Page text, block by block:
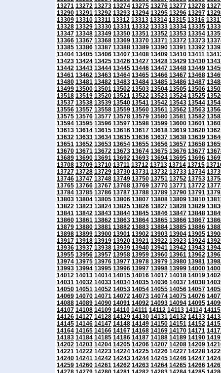
13271 13272 13273 13274 13275 13276 13277 13278
13290 13291 13292 13293 13294 13295 13296 13297
13309 13310 13311 13312 13313 13314 13315 13316
13328 13329 13330 13331 13332 13333 13334 13335
13347 13348 13349 13350 13351 13352 13353 13354
13366 13367 13368 13369 13370 13371 13372 13373
13385 13386 13387 13388 13389 13390 13391 13392
13404 13405 13406 13407 13408 13409 13410 13411
13423 13424 13425 13426 13427 13428 13429 13430
13442 13443 13444 13445 13446 13447 13448 13449
13461 13462 13463 13464 13465 13466 13467 13468
13480 13481 13482 13483 13484 13485 13486 13487
13499 13500 13501 13502 13503 13504 13505 13506
13518 13519 13520 13521 13522 13523 13524 13525
13537 13538 13539 13540 13541 13542 13543 13544
13556 13557 13558 13559 13560 13561 13562 13563
13575 13576 13577 13578 13579 13580 13581 13582
13594 13595 13596 13597 13598 13599 13600 13601
13613 13614 13615 13616 13617 13618 13619 13620
13632 13633 13634 13635 13636 13637 13638 13639
13651 13652 13653 13654 13655 13656 13657 13658
13670 13671 13672 13673 13674 13675 13676 13677
13689 13690 13691 13692 13693 13694 13695 13696
13708 13709 13710 13711 13712 13713 13714 13715
13727 13728 13729 13730 13731 13732 13733 13734
13746 13747 13748 13749 13750 13751 13752 13753
13765 13766 13767 13768 13769 13770 13771 13772
13784 13785 13786 13787 13788 13789 13790 13791
13803 13804 13805 13806 13807 13808 13809 13810
13822 13823 13824 13825 13826 13827 13828 13829
13841 13842 13843 13844 13845 13846 13847 13848
13860 13861 13862 13863 13864 13865 13866 13867
13879 13880 13881 13882 13883 13884 13885 13886
13898 13899 13900 13901 13902 13903 13904 13905
13917 13918 13919 13920 13921 13922 13923 13924
13936 13937 13938 13939 13940 13941 13942 13943
13955 13956 13957 13958 13959 13960 13961 13962
13974 13975 13976 13977 13978 13979 13980 13981
13993 13994 13995 13996 13997 13998 13999 14000
14012 14013 14014 14015 14016 14017 14018 14019
14031 14032 14033 14034 14035 14036 14037 14038
14050 14051 14052 14053 14054 14055 14056 14057
14069 14070 14071 14072 14073 14074 14075 14076
14088 14089 14090 14091 14092 14093 14094 14095
14107 14108 14109 14110 14111 14112 14113 14114 14115
14126 14127 14128 14129 14130 14131 14132 14133
14145 14146 14147 14148 14149 14150 14151 14152
14164 14165 14166 14167 14168 14169 14170 14171
14183 14184 14185 14186 14187 14188 14189 14190
14202 14203 14204 14205 14206 14207 14208 14209
14221 14222 14223 14224 14225 14226 14227 14228
14240 14241 14242 14243 14244 14245 14246 14247
14259 14260 14261 14262 14263 14264 14265 14266